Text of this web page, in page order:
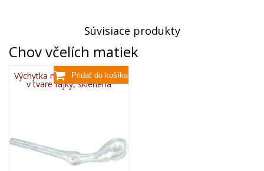
Súvisiace produkty
Chov včelích matiek
Výchytka na značenie matiek
v tvare fajky, sklenená